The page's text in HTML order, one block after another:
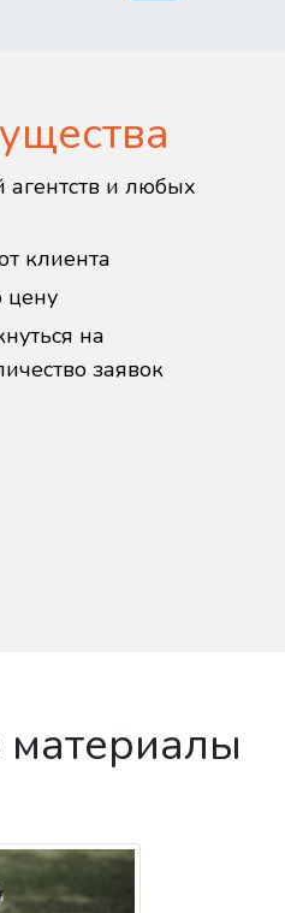
агентств и любых
клиента
цену
на
заявок